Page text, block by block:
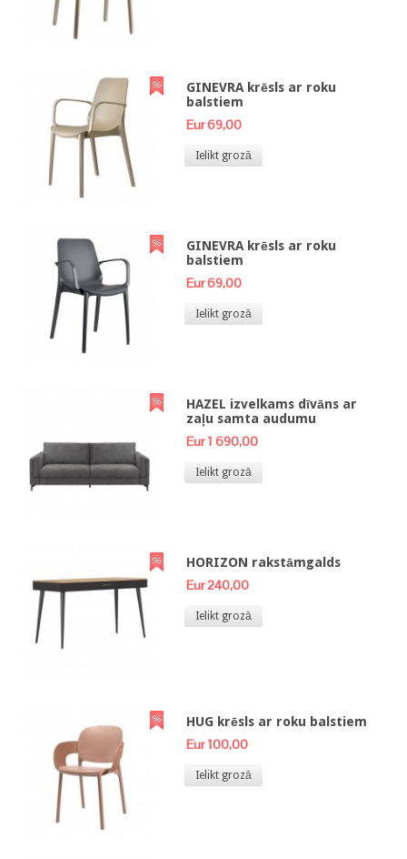
GINEVRA krēsls ar roku
balstiem
Eur 69,00
Ielikt grozā
GINEVRA krēsls ar roku
balstiem
Eur 69,00
Ielikt grozā
HAZEL izvelkams dīvāns ar
zaļu samta audumu
Eur 1 690,00
Ielikt grozā
HORIZON rakstāmgalds
Eur 240,00
Ielikt grozā
HUG krēsls ar roku balstiem
Eur 100,00
Ielikt grozā